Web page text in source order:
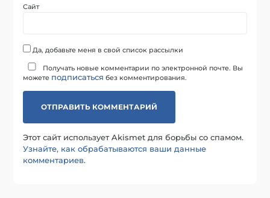
Сайт
Да, добавьте меня в свой список рассылки
Получать новые комментарии по электронной почте. Вы
можете подписаться без комментирования.
Этот сайт использует Akismet для борьбы со спамом.
Узнайте, как обрабатываются ваши данные
комментариев.